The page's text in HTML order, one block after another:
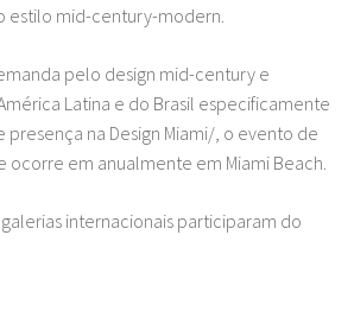
estilo mid-century-modern.
pelo design mid-century e
Latina e do Brasil especificamente
presença na Design Miami/, o evento de
ocorre em anualmente em Miami Beach.
internacionais participaram do